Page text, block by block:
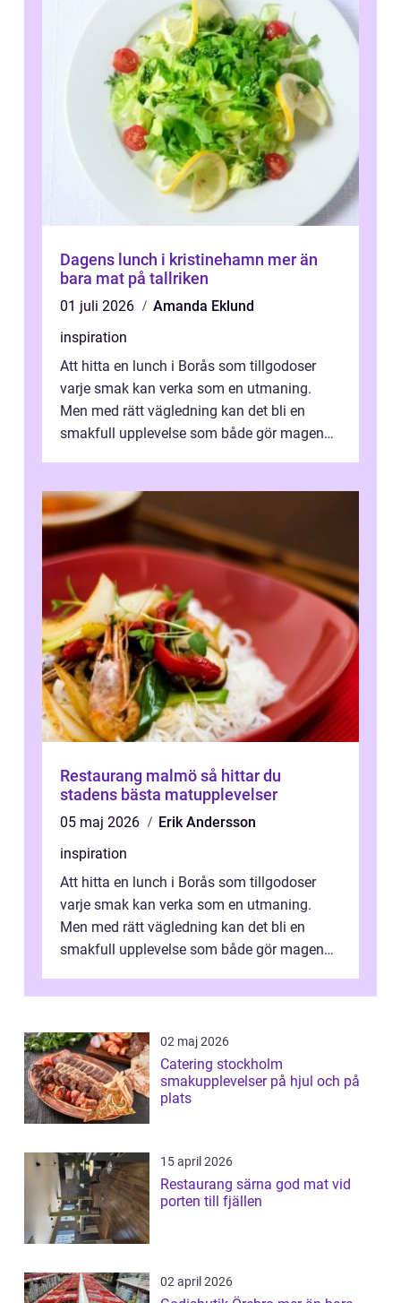
Dagens lunch i kristinehamn mer än
bara mat på tallriken
01 juli 2026
Amanda Eklund
inspiration
Att hitta en lunch i Borås som tillgodoser
varje smak kan verka som en utmaning.
Men med rätt vägledning kan det bli en
smakfull upplevelse som både gör magen
Restaurang malmö så hittar du
stadens bästa matupplevelser
05 maj 2026
Erik Andersson
inspiration
Att hitta en lunch i Borås som tillgodoser
varje smak kan verka som en utmaning.
Men med rätt vägledning kan det bli en
smakfull upplevelse som både gör magen
02 maj 2026
Catering stockholm
smakupplevelser på hjul och på
plats
15 april 2026
Restaurang särna god mat vid
porten till fjällen
02 april 2026